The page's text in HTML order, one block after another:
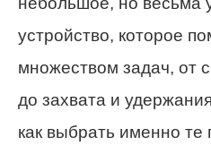
устройство, которое
множеством задач, от
до захвата и
как выбрать именно те